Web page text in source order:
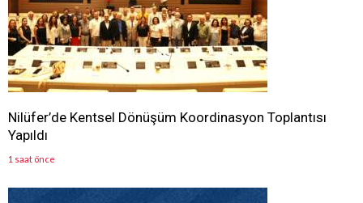
Nilüfer’de Kentsel Dönüşüm Koordinasyon Toplantısı
Yapıldı
1 saat önce